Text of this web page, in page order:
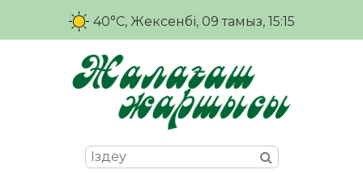
40°C, Жексенбі, 09 тамыз, 15:15